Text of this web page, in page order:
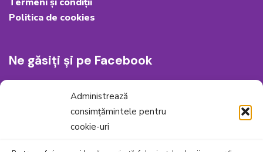
Administrează
consimțămintele pentru
cookie-uri
Politica de cookies
Ne găsiți și pe Facebook